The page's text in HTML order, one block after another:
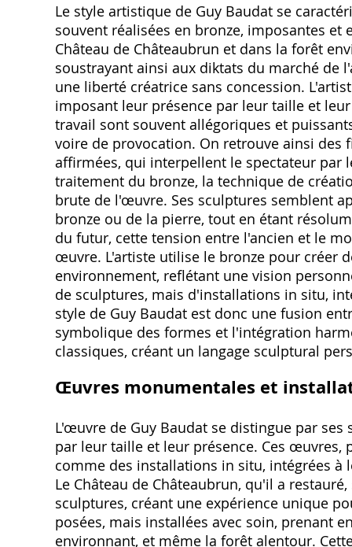
Le style artistique de Guy Baudat se
souvent réalisées en bronze, imposantes
Château de Châteaubrun et dans la forêt
soustrayant ainsi aux diktats du marché de
une liberté créatrice sans concession.
imposant leur présence par leur taille et
travail sont souvent allégoriques et
voire de provocation. On retrouve ainsi des
affirmées, qui interpellent le spectateur par
traitement du bronze, la technique de
brute de l'œuvre. Ses sculptures semblent
bronze ou de la pierre, tout en étant
du futur, cette tension entre l'ancien et le
œuvre. L'artiste utilise le bronze pour créer
environnement, reflétant une vision
de sculptures, mais d'installations in situ,
style de Guy Baudat est donc une fusion
symbolique des formes et l'intégration
classiques, créant un langage sculptural
Œuvres monumentales et
L'œuvre de Guy Baudat se distingue par
par leur taille et leur présence. Ces œuvres,
comme des installations in situ, intégrées
Le Château de Châteaubrun, qu'il a
sculptures, créant une expérience unique
posées, mais installées avec soin, prenant
environnant, et même la forêt alentour.